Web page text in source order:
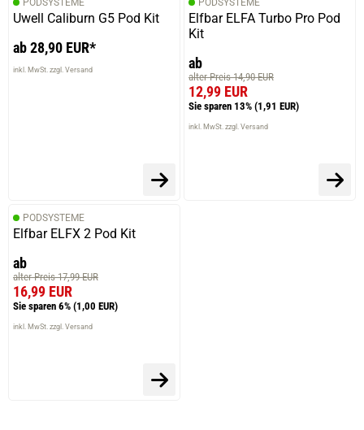
PODSYSTEME
Uwell Caliburn G5 Pod Kit
ab 28,90 EUR*
inkl. MwSt. zzgl. Versand
PODSYSTEME
Elfbar ELFA Turbo Pro Pod
Kit
ab
alter Preis 14,90 EUR
12,99 EUR
Sie sparen 13% (1,91 EUR)
inkl. MwSt. zzgl. Versand
PODSYSTEME
Elfbar ELFX 2 Pod Kit
ab
alter Preis 17,99 EUR
16,99 EUR
Sie sparen 6% (1,00 EUR)
inkl. MwSt. zzgl. Versand